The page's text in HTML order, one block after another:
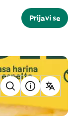
Prijavi se